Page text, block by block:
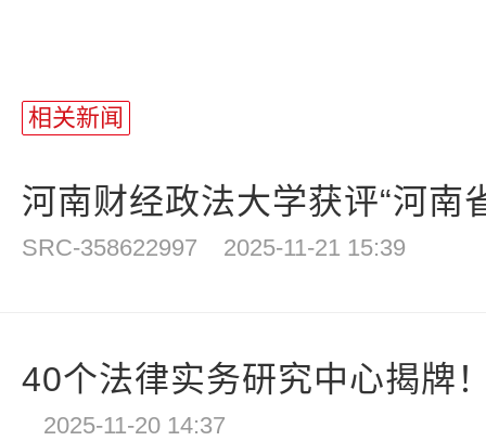
相关新闻
河南财经政法大学获评“河南
SRC-358622997 2025-11-21 15:39
40个法律实务研究中心揭牌
2025-11-20 14:37